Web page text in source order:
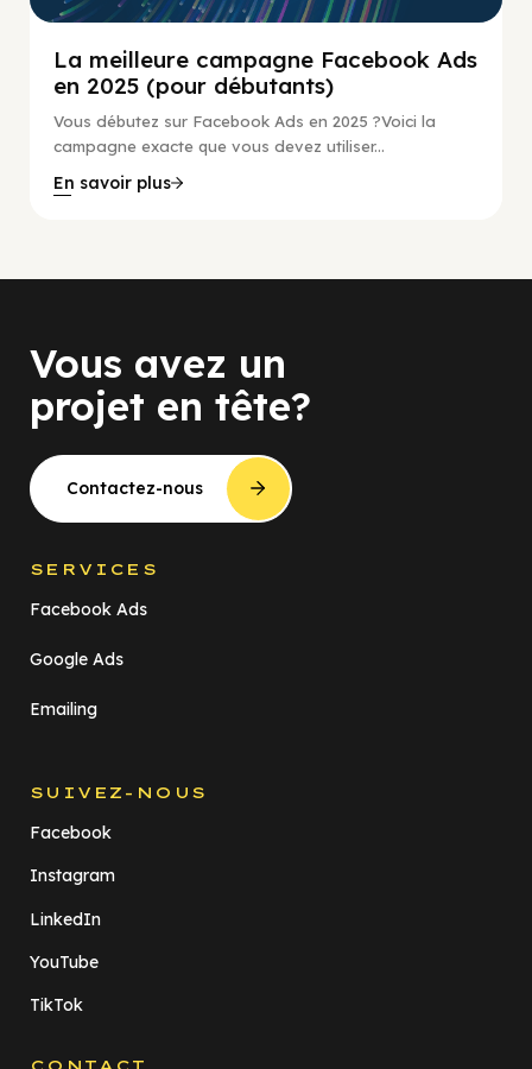
La meilleure campagne Facebook Ads
en 2025 (pour débutants)
Vous débutez sur Facebook Ads en 2025 ?Voici la
campagne exacte que vous devez utiliser...
En savoir plus
Vous avez un
projet en tête?
Contactez-nous
SERVICES
Facebook Ads
Google Ads
Emailing
SUIVEZ-NOUS
Facebook
Instagram
LinkedIn
YouTube
TikTok